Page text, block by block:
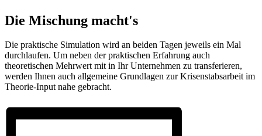
Die Mischung macht's
Die praktische Simulation wird an beiden Tagen jeweils ein Mal
durchlaufen. Um neben der praktischen Erfahrung auch
theoretischen Mehrwert mit in Ihr Unternehmen zu transferieren,
werden Ihnen auch allgemeine Grundlagen zur Krisenstabsarbeit im
Theorie-Input nahe gebracht.